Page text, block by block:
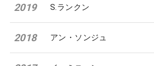
2019 S.ランクン
2018 アン・ソンジュ